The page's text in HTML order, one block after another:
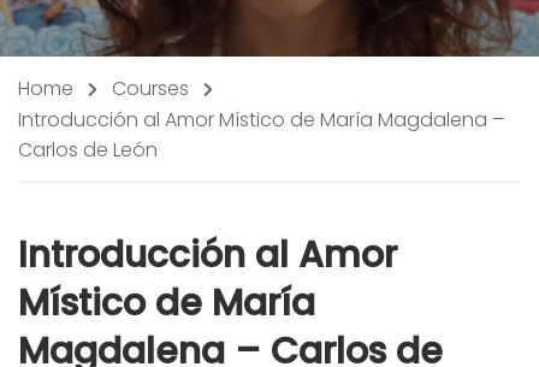
Home
Courses
Introducción al Amor Místico de María Magdalena –
Carlos de León
Introducción al Amor
Místico de María
Magdalena – Carlos de